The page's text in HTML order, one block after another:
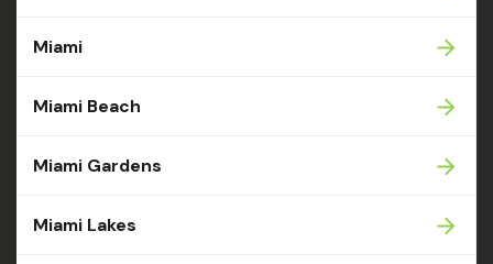
Miami
Miami Beach
Miami Gardens
Miami Lakes